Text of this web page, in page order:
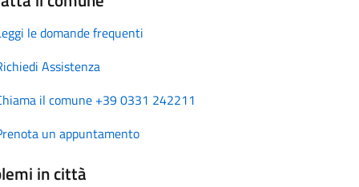
le domande frequenti
Assistenza
il comune +39 0331 242211
un appuntamento
in città